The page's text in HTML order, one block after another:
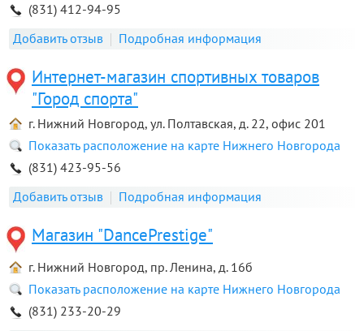
(831) 412-94-95
Добавить отзыв
Подробная информация
Интернет-магазин спортивных товаров
"Город спорта"
г. Нижний Новгород, ул. Полтавская, д. 22, офис 201
Показать расположение на карте Нижнего Новгорода
(831) 423-95-56
Добавить отзыв
Подробная информация
Магазин "DancePrestige"
г. Нижний Новгород, пр. Ленина, д. 16б
Показать расположение на карте Нижнего Новгорода
(831) 233-20-29